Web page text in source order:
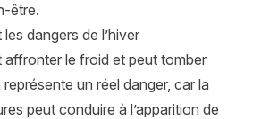
être.
dangers de l’hiver
affronter le froid et peut tomber
un réel danger, car la
peut conduire à l’apparition de